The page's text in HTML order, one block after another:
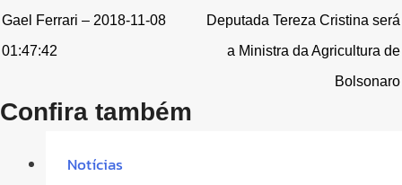
de
Post
Gael Ferrari – 2018-11-08
01:47:42
Deputada Tereza Cristina será
a Ministra da Agricultura de
Bolsonaro
Confira também
Notícias